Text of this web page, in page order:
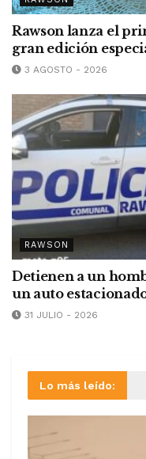
Rawson lanza el
gran edición
3 AGOSTO - 2026
RAWSON
Detienen a un
un auto
31 JULIO - 2026
Lo más leído: